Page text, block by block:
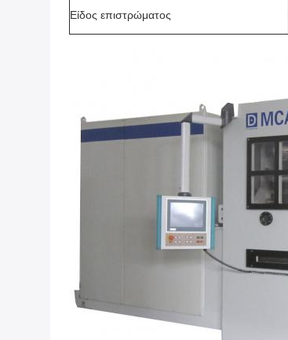
Είδος επιστρώματος